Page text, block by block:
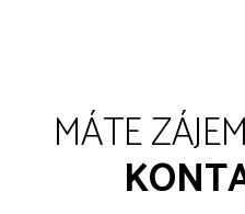
MÁTE